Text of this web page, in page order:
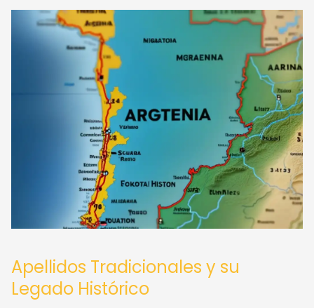
Apellidos Tradicionales y su
Legado Histórico